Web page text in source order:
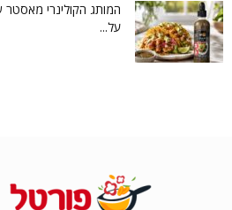
המותג הקולינרי
על...